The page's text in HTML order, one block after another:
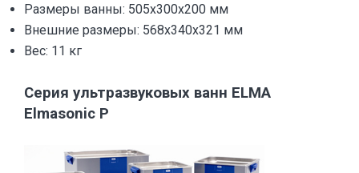
Размеры ванны: 505х300х200 мм
Внешние размеры: 568х340х321 мм
Веc: 11 кг
Серия ультразвуковых ванн ELMA
Elmasonic P